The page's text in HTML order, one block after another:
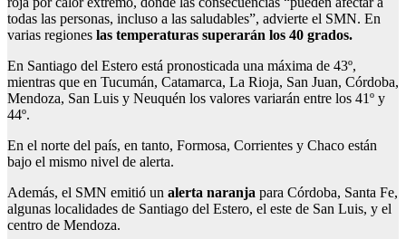
todas las personas, incluso a las saludables”, advierte el SMN. En
varias regiones las temperaturas superarán los 40 grados.
En Santiago del Estero está pronosticada una máxima de 43º,
mientras que en Tucumán, Catamarca, La Rioja, San Juan, Córdoba,
Mendoza, San Luis y Neuquén los valores variarán entre los 41º y
44º.
En el norte del país, en tanto, Formosa, Corrientes y Chaco están
bajo el mismo nivel de alerta.
Además, el SMN emitió un alerta naranja para Córdoba, Santa Fe,
algunas localidades de Santiago del Estero, el este de San Luis, y el
centro de Mendoza.